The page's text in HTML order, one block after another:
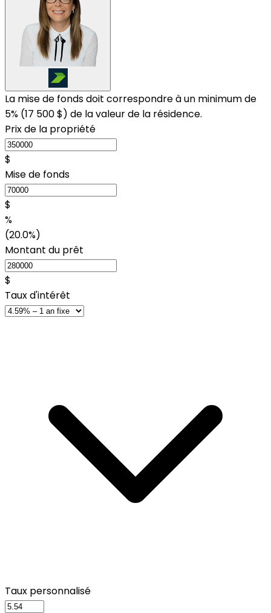
La mise de fonds doit correspondre à un minimum de
5% (17 500 $) de la valeur de la résidence.
Prix de la propriété
$
Mise de fonds
$
%
(20.0%)
Montant du prêt
$
Taux d'intérêt
Taux personnalisé